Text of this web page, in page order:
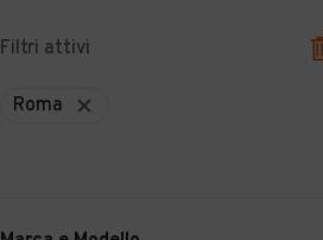
Filtri attivi
Roma